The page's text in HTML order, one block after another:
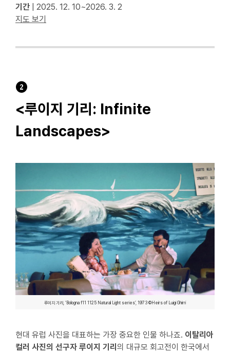
기간 | 2025. 12. 10~2026. 3. 2
지도 보기
❷
<루이지 기리: Infinite
Landscapes>
루이지 기리, ‘Bologna f11 1125 Natural Light series’, 1973 ©Heirs of Luigi Ghirri
현대 유럽 사진을 대표하는 가장 중요한 인물 하나죠. 이탈리아
컬러 사진의 선구자 루이지 기리 의 대규모 회고전이 한국에서